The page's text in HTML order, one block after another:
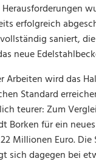
erfolgreich
saniert,
neue
Arbeiten wird das
Standard
teurer: Zum
Borken für ein
Millionen Euro. Die
sich dagegen bei